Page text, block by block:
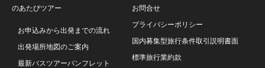
のあたびツアー
お申込みから出発までの流れ
出発場所地図のご案内
最新バスツアーパンフレット
お問合せ
プライバシーポリシー
国内募集型旅行条件取引説明書面
標準旅行業約款